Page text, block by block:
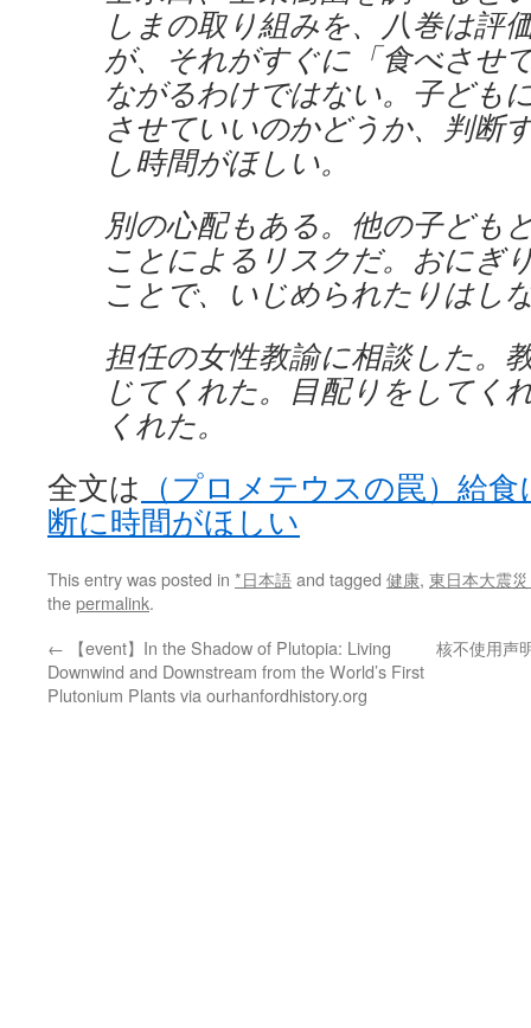
しまの取り組みを、八巻は評
が、それがすぐに「食べさせ
ながるわけではない。子ども
させていいのかどうか、判断
し時間がほしい。
別の心配もある。他の子ども
ことによるリスクだ。おにぎ
ことで、いじめられたりはし
担任の女性教諭に相談した。
じてくれた。目配りをしてく
くれた。
全文は （プロメテウスの罠）給
断に時間がほしい
This entry was posted in *日本語and tagged 健康, 東日本大震
thepermalink.
← 【event】In the Shadow of Plutopia: Living
Downwind and Downstream from the World’s First
Plutonium Plants via ourhanfordhistory.org
核不使用声